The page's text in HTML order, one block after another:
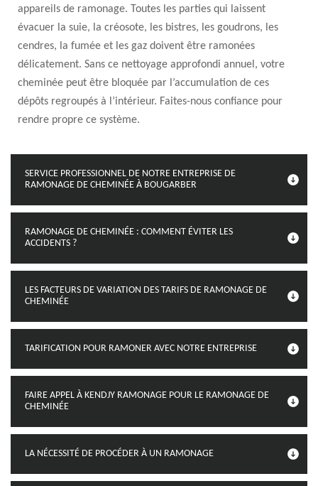
appareils de ramonage. Toutes les parties qui laissent
évacuer la suie, la créosote, les bistres, les goudrons, les
cendres, la fumée et les gaz doivent être ramonées
délicatement. Sans ce nettoyage approfondi annuel, votre
cheminée peut être bloquée par l’accumulation de ces
dépôts regroupés à l’intérieur. Faites-nous confiance pour
rendre propre ce système.
SERVICE PROFESSIONNEL DE NOTRE ENTREPRISE DE
RAMONAGE DE CHEMINÉE À BOUGARBER
RAMONAGE DE CHEMINÉE : COMMENT ÉVITER LES
ACCIDENTS ?
LES FACTEURS DE VARIATION DES TARIFS DE RAMONAGE DE
CHEMINÉE
TARIFICATION POUR RAMONER AVEC NOTRE ENTREPRISE
FAIRE APPEL À KENDJY RAMONAGE POUR LE RAMONAGE DE
CHEMINÉE
LA NÉCESSITÉ DE PROCÉDER À UN RAMONAGE